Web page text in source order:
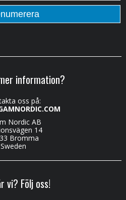
information?
oss på:
Nordic AB
14
Bromma
Sweden
vi? Följ oss!